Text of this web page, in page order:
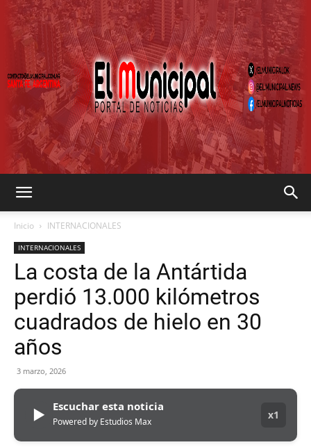
MUNICIPAL
Inicio INTERNACIONALES
INTERNACIONALES
La costa de la Antártida
perdió 13.000 kilómetros
cuadrados de hielo en 30
años
3 marzo, 2026
▶ Escuchar esta noticia
Powered by Estudios Max
x1